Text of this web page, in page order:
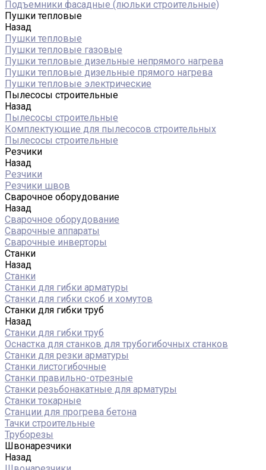
Подъемники фасадные (люльки строительные)
Пушки тепловые
Назад
Пушки тепловые
Пушки тепловые газовые
Пушки тепловые дизельные непрямого нагрева
Пушки тепловые дизельные прямого нагрева
Пушки тепловые электрические
Пылесосы строительные
Назад
Пылесосы строительные
Комплектующие для пылесосов строительных
Пылесосы строительные
Резчики
Назад
Резчики
Резчики швов
Сварочное оборудование
Назад
Сварочное оборудование
Сварочные аппараты
Сварочные инверторы
Станки
Назад
Станки
Станки для гибки арматуры
Станки для гибки скоб и хомутов
Станки для гибки труб
Назад
Станки для гибки труб
Оснастка для станков для трубогибочных станков
Станки для резки арматуры
Станки листогибочные
Станки правильно-отрезные
Станки резьбонакатные для арматуры
Станки токарные
Станции для прогрева бетона
Тачки строительные
Труборезы
Швонарезчики
Назад